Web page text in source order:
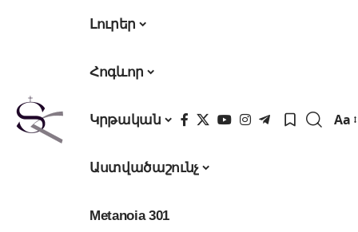
Լուրեր
Հոգևոր
Կրթական
Աստվածաշունչ
Metanoia 301
Aa